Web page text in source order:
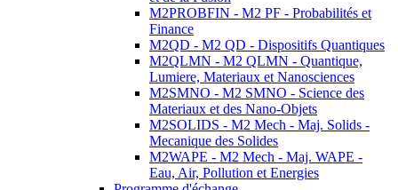
M2PROBFIN - M2 PF - Probabilités et
Finance
M2QD - M2 QD - Dispositifs Quantiques
M2QLMN - M2 QLMN - Quantique,
Lumiere, Materiaux et Nanosciences
M2SMNO - M2 SMNO - Science des
Materiaux et des Nano-Objets
M2SOLIDS - M2 Mech - Maj. Solids -
Mecanique des Solides
M2WAPE - M2 Mech - Maj. WAPE -
Eau, Air, Pollution et Energies